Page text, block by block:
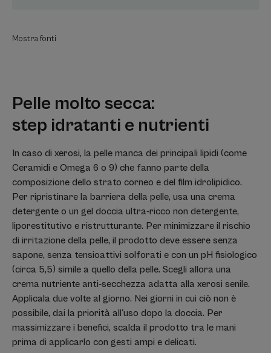
Mostra fonti
Pelle molto secca:
step idratanti e nutrienti
In caso di xerosi, la pelle manca dei principali lipidi (come
Ceramidi e Omega 6 o 9) che fanno parte della
composizione dello strato corneo e del film idrolipidico.
Per ripristinare la barriera della pelle, usa una crema
detergente o un gel doccia ultra-ricco non detergente,
liporestitutivo e ristrutturante. Per minimizzare il rischio
di irritazione della pelle, il prodotto deve essere senza
sapone, senza tensioattivi solforati e con un pH fisiologico
(circa 5,5) simile a quello della pelle. Scegli allora una
crema nutriente anti-secchezza adatta alla xerosi senile.
Applicala due volte al giorno. Nei giorni in cui ciò non è
possibile, dai la priorità all'uso dopo la doccia. Per
massimizzare i benefici, scalda il prodotto tra le mani
prima di applicarlo con gesti ampi e delicati.